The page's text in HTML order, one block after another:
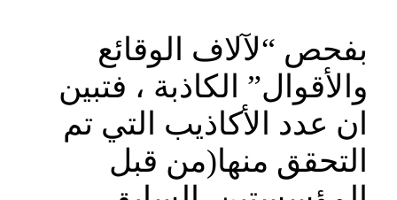
بفحص “لآلاف الوقائع
والأقوال” الكاذبة ، فتبين
ان عدد الأكاذيب التي تم
التحقق منها(من قبل